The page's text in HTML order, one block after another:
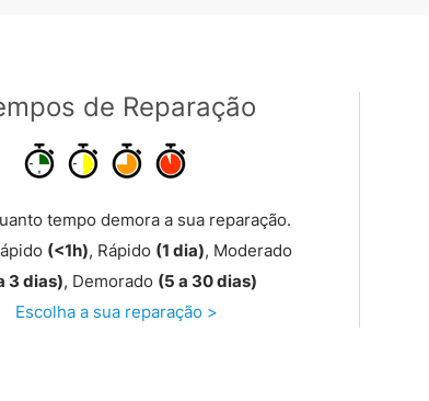
de Reparação
tempo demora a sua reparação.
(<1h), Rápido (1 dia), Moderado
3 dias), Demorado (5 a 30 dias)
Escolha a sua reparação >